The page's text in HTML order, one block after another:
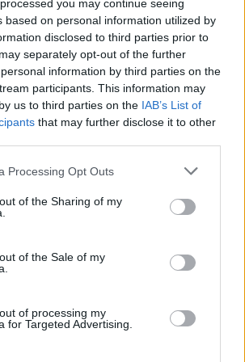
you may continue seeing
based on personal information utilized by
disclosed to third parties prior to
separately opt-out of the further
information by third parties on the
participants. This information may
us to third parties on the IAB’s List of
that may further disclose it to other
Processing Opt Outs
of the Sharing of my
of the Sale of my
of processing my
for Targeted Advertising.
γονείς μπορούν να μπαίνουν
τω ν “Νταντάδων της Γειτονιάς”
το πρόσωπο που θα φροντίσει
μια πολιτική που σχεδιάστηκε
ή να αναζητά εργασία,
το παιδί του έχει ασφαλή
πρόσωπο, κοντά
το πρόγραμμα θα καλύπτει
5.000 παιδιά τον χρόνο», τόνισε
για τον